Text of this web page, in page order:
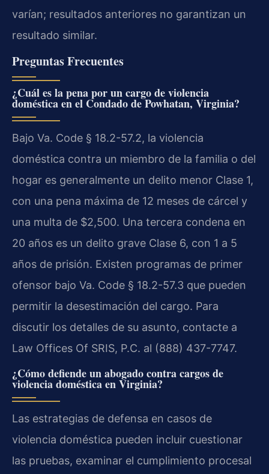
varían; resultados anteriores no garantizan un
resultado similar.
Preguntas Frecuentes
¿Cuál es la pena por un cargo de violencia
doméstica en el Condado de Powhatan, Virginia?
Bajo Va. Code § 18.2-57.2, la violencia
doméstica contra un miembro de la familia o del
hogar es generalmente un delito menor Clase 1,
con una pena máxima de 12 meses de cárcel y
una multa de $2,500. Una tercera condena en
20 años es un delito grave Clase 6, con 1 a 5
años de prisión. Existen programas de primer
ofensor bajo Va. Code § 18.2-57.3 que pueden
permitir la desestimación del cargo. Para
discutir los detalles de su asunto, contacte a
Law Offices Of SRIS, P.C. al (888) 437-7747.
¿Cómo defiende un abogado contra cargos de
violencia doméstica en Virginia?
Las estrategias de defensa en casos de
violencia doméstica pueden incluir cuestionar
las pruebas, examinar el cumplimiento procesal